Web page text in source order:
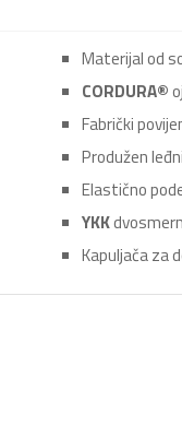
Materijal od
CORDURA®
Fabrički
Produžen
Elastično
YKK
Kapuljača za